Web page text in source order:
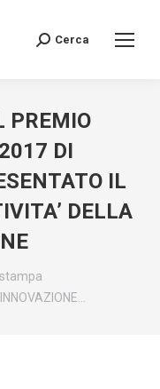
Search:
Cerca
PREMIO
DI
IL
DELLA